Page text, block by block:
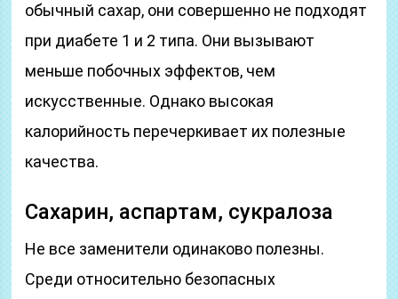
обычный сахар, они совершенно не подходят
при диабете 1 и 2 типа. Они вызывают
меньше побочных эффектов, чем
искусственные. Однако высокая
калорийность перечеркивает их полезные
качества.
Сахарин, аспартам, сукралоза
Не все заменители одинаково полезны.
Среди относительно безопасных